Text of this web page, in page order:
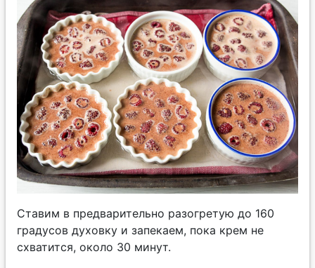
Ставим в предварительно разогретую до 160
градусов духовку и запекаем, пока крем не
схватится, около 30 минут.